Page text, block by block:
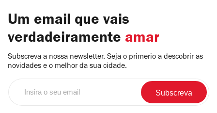
Um email que vais
verdadeiramente amar
Subscreva a nossa newsletter. Seja o primerio a descobrir as
novidades e o melhor da sua cidade.